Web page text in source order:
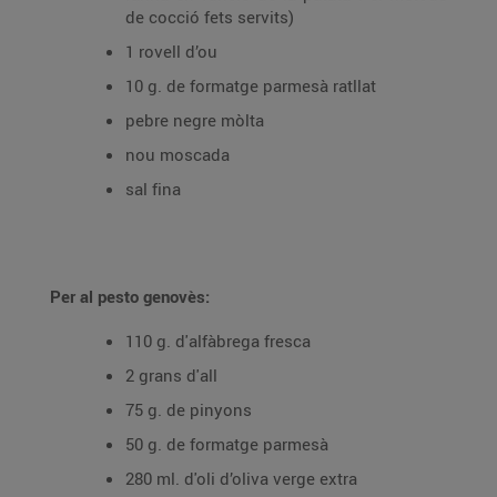
de cocció fets servits)
1 rovell d’ou
10 g. de formatge parmesà ratllat
pebre negre mòlta
nou moscada
sal fina
Per al pesto genovès:
110 g. d'alfàbrega fresca
2 grans d'all
75 g. de pinyons
50 g. de formatge parmesà
280 ml. d'oli d’oliva verge extra